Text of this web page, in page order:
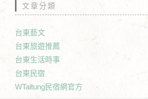
文章分類
台東藝文
台東旅遊推薦
台東生活時事
台東民宿
WTaitung民宿網官方